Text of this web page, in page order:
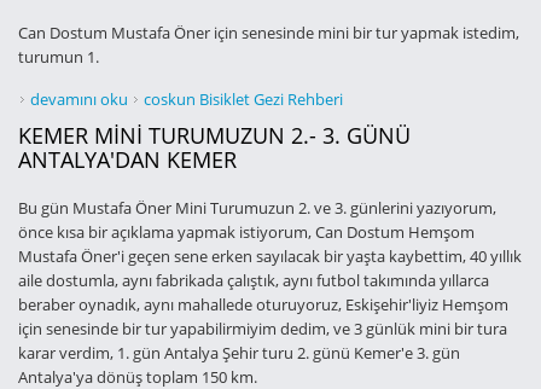
Can Dostum Mustafa Öner için senesinde mini bir tur yapmak istedim,
turumun 1.
MUSTAFA ÖNER MİNİ TURUMUZUN 1.GÜNÜ ANTALYA ŞEHİR TURU
devamını oku coskun Bisiklet Gezi Rehberi
KEMER MİNİ TURUMUZUN 2.- 3. GÜNÜ
ANTALYA'DAN KEMER
Bu gün Mustafa Öner Mini Turumuzun 2. ve 3. günlerini yazıyorum,
önce kısa bir açıklama yapmak istiyorum, Can Dostum Hemşom
Mustafa Öner'i geçen sene erken sayılacak bir yaşta kaybettim, 40 yıllık
aile dostumla, aynı fabrikada çalıştık, aynı futbol takımında yıllarca
beraber oynadık, aynı mahallede oturuyoruz, Eskişehir'liyiz Hemşom
için senesinde bir tur yapabilirmiyim dedim, ve 3 günlük mini bir tura
karar verdim, 1. gün Antalya Şehir turu 2. günü Kemer'e 3. gün
Antalya'ya dönüş toplam 150 km.